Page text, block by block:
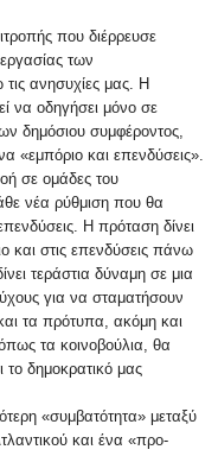
που διέρρευσε
των
ανησυχίες μας. Η
να οδηγήσει μόνο σε
δημόσιου συμφέροντος,
«εμπόριο και επενδύσεις».
σε ομάδες του
νέα ρύθμιση που θα
Η πρόταση δίνει
και στις επενδύσεις πάνω
τεράστια δύναμη σε μια
για να σταματήσουν
τα πρότυπα, ακόμη και
τα κοινοβούλια, θα
δημοκρατικό μας
«συμβατότητα» μεταξύ
και ένα «προ-